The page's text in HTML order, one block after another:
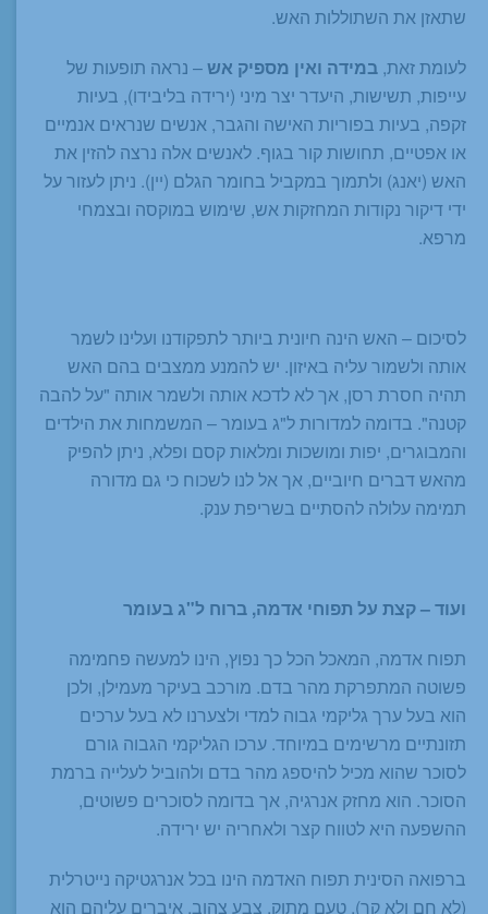
שתאזן את השתוללות האש.
לעומת זאת, במידה ואין מספיק אש– נראה תופעות של
עייפות, תשישות, היעדר יצר מיני (ירידה בליבידו), בעיות
זקפה, בעיות בפוריות האישה והגבר, אנשים שנראים אנמיים
או אפטיים, תחושות קור בגוף. לאנשים אלה נרצה להזין את
האש (יאנג) ולתמוך במקביל בחומר הגלם (יין). ניתן לעזור על
ידי דיקור נקודות המחזקות אש, שימוש במוקסה ובצמחי
מרפא.
לסיכום – האש הינה חיונית ביותר לתפקודנו ועלינו לשמר
אותה ולשמור עליה באיזון. יש להמנע ממצבים בהם האש
תהיה חסרת רסן, אך לא לדכא אותה ולשמר אותה "על להבה
קטנה". בדומה למדורות ל"ג בעומר – המשמחות את הילדים
והמבוגרים, יפות ומושכות ומלאות קסם ופלא, ניתן להפיק
מהאש דברים חיוביים, אך אל לנו לשכוח כי גם מדורה
תמימה עלולה להסתיים בשריפת ענק.
ועוד – קצת על תפוחי אדמה, ברוח ל"ג בעומר
תפוח אדמה, המאכל הכל כך נפוץ, הינו למעשה פחמימה
פשוטה המתפרקת מהר בדם. מורכב בעיקר מעמילן, ולכן
הוא בעל ערך גליקמי גבוה למדי ולצערנו לא בעל ערכים
תזונתיים מרשימים במיוחד. ערכו הגליקמי הגבוה גורם
לסוכר שהוא מכיל להיספג מהר בדם ולהוביל לעלייה ברמת
הסוכר. הוא מחזק אנרגיה, אך בדומה לסוכרים פשוטים,
ההשפעה היא לטווח קצר ולאחריה יש ירידה.
ברפואה הסינית תפוח האדמה הינו בכל אנרגטיקה נייטרלית
(לא חם ולא קר), טעם מתוק, צבע צהוב, איברים עליהם הוא